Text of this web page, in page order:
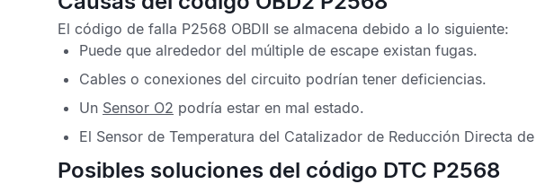
El código de falla P2568 OBDII se almacena debido a lo siguiente:
Puede que alrededor del múltiple de escape existan fugas.
Cables o conexiones del circuito podrían tener deficiencias.
Un Sensor O2 podría estar en mal estado.
El Sensor de Temperatura del Catalizador de Reducción Directa
Posibles soluciones del código DTC P2568